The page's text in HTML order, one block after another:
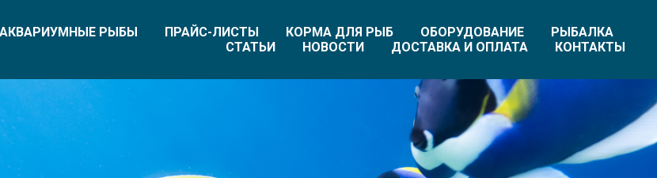
АКВАРИУМНЫЕ РЫБЫ ПРАЙС-ЛИСТЫ КОРМА ДЛЯ РЫБ ОБОРУДОВАНИЕ
РЫБАЛКА
СТАТЬИ
НОВОСТИ ДОСТАВКА И ОПЛАТА КОНТАКТЫ